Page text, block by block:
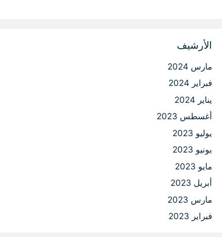
الأرشيف
مارس 2024
فبراير 2024
يناير 2024
أغسطس 2023
يوليو 2023
يونيو 2023
مايو 2023
أبريل 2023
مارس 2023
فبراير 2023